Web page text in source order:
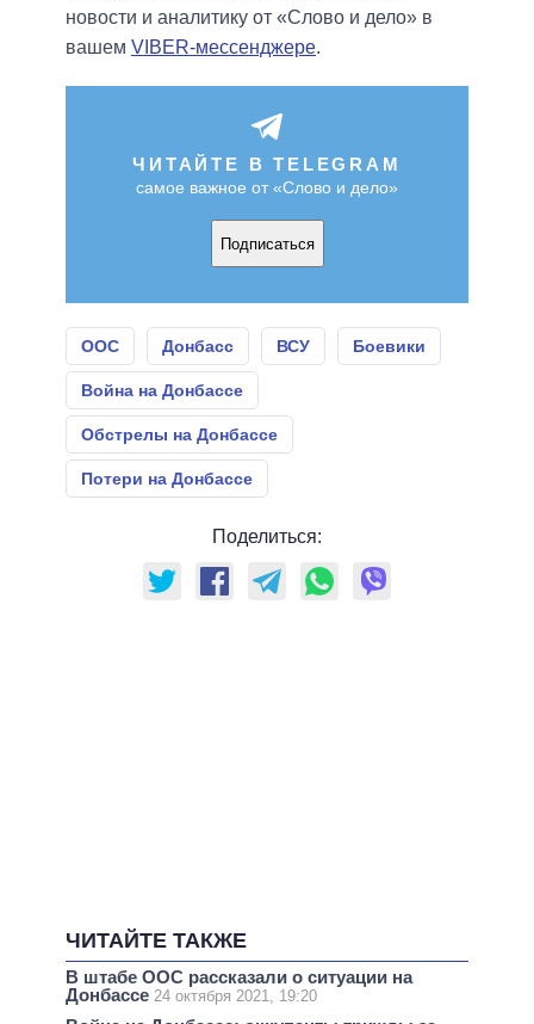
новости и аналитику от «Слово и дело» в
вашем VIBER-мессенджере.
ЧИТАЙТЕ В TELEGRAM
самое важное от «Слово и дело»
Подписаться
ООС Донбасс ВСУ Боевики
Война на Донбассе
Обстрелы на Донбассе
Потери на Донбассе
Поделиться:
ЧИТАЙТЕ ТАКЖЕ
В штабе ООС рассказали о ситуации на
Донбассе 24 октября 2021, 19:20